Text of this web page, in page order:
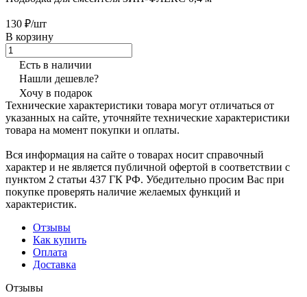
130 ₽/шт
В корзину
Есть в наличии
Нашли дешевле?
Хочу в подарок
Технические характеристики товара могут отличаться от
указанных на сайте, уточняйте технические характеристики
товара на момент покупки и оплаты.
Вся информация на сайте о товарах носит справочный
характер и не является публичной офертой в соответствии с
пунктом 2 статьи 437 ГК РФ. Убедительно просим Вас при
покупке проверять наличие желаемых функций и
характеристик.
Отзывы
Как купить
Оплата
Доставка
Отзывы